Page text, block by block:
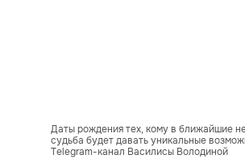
Даты рождения тех, кому в ближайшие
судьба будет давать уникальные
Telegram-канал Василисы Володиной